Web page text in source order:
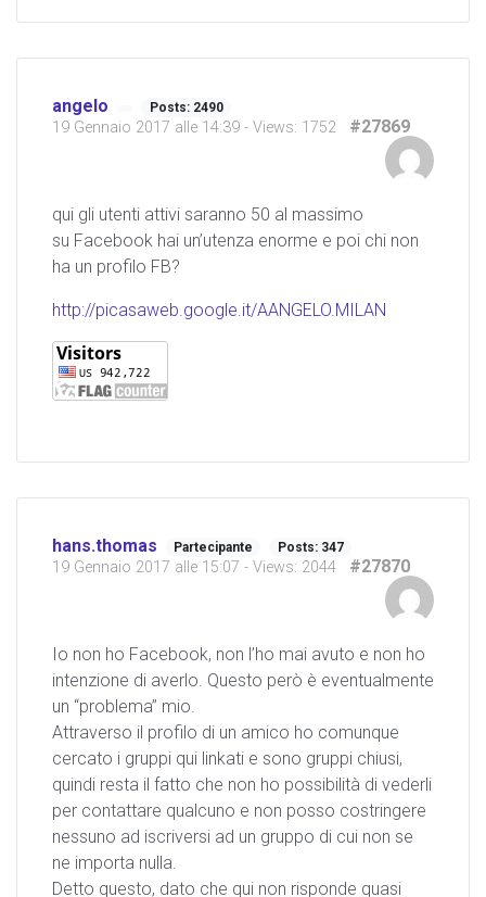
angelo Posts: 2490
19 Gennaio 2017 alle 14:39 - Views: 1752 #27869
qui gli utenti attivi saranno 50 al massimo
su Facebook hai un’utenza enorme e poi chi non
ha un profilo FB?
http://picasaweb.google.it/AANGELO.MILAN
hans.thomas Partecipante Posts: 347
19 Gennaio 2017 alle 15:07 - Views: 2044 #27870
Io non ho Facebook, non l’ho mai avuto e non ho
intenzione di averlo. Questo però è eventualmente
un “problema” mio.
Attraverso il profilo di un amico ho comunque
cercato i gruppi qui linkati e sono gruppi chiusi,
quindi resta il fatto che non ho possibilità di vederli
per contattare qualcuno e non posso costringere
nessuno ad iscriversi ad un gruppo di cui non se
ne importa nulla.
Detto questo, dato che qui non risponde quasi